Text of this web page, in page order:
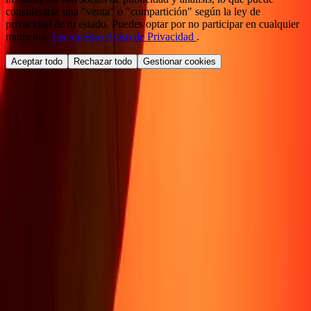
considerarse una "venta" o "compartición" según la ley de
privacidad de tu estado. Puedes optar por no participar en cualquier
momento. Lee nuestro Aviso de Privacidad .
Aceptar todo Rechazar todo Gestionar cookies